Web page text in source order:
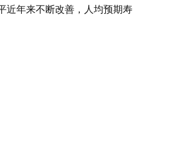
近年来不断改善，人均预期寿